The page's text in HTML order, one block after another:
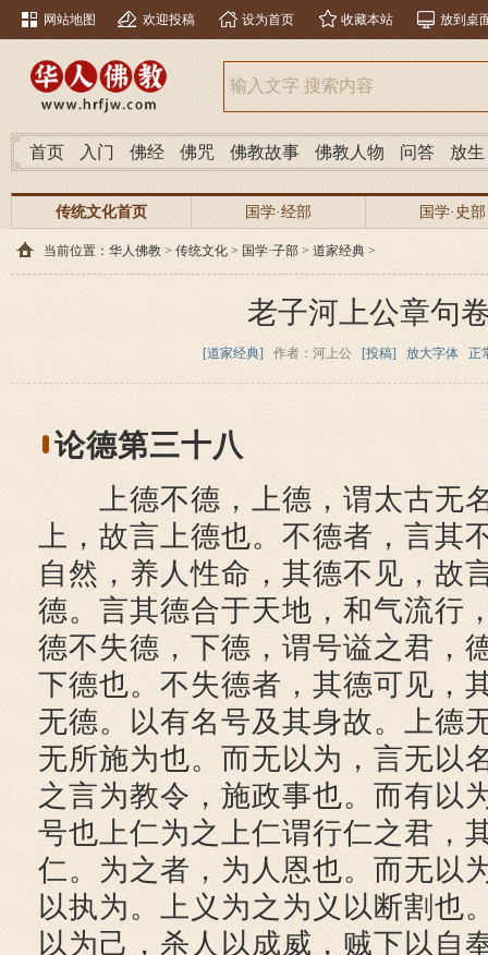
网站地图 欢迎投稿 设为首页 收藏本站 放到桌
首页 入门 佛经 佛咒 佛教故事 佛教人物 问答 放生
传统文化首页 国学·经部 国学·史部
当前位置： 华人佛教 > 传统文化 > 国学·子部 > 道家经典 >
老子河上公章句
[道家经典] 作者：河上公 [投稿] 放大字体 正
论德第三十八
上德不德，上德，谓太古无
上，故言上德也。不德者，言其
自然，养人性命，其德不见，故
德。言其德合于天地，和气流行
德不失德，下德，谓号谥之君，
下德也。不失德者，其德可见，
无德。以有名号及其身故。上德
无所施为也。而无以为，言无以
之言为教令，施政事也。而有以
号也上仁为之上仁谓行仁之君，
仁。为之者，为人恩也。而无以
以执为。上义为之为义以断割也
以为己，杀人以成威，贼下以自